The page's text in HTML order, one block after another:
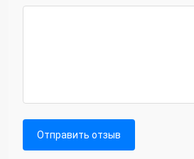
Отправить отзыв